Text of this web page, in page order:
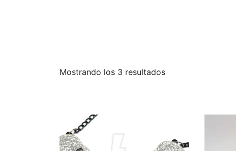
Mostrando los 3 resultadosOrdenado